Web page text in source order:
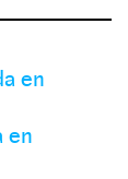
en
en